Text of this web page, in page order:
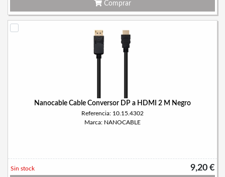
Comprar
Nanocable Cable Conversor DP a HDMI 2 M Negro
Referencia: 10.15.4302
Marca: NANOCABLE
9,20 €
Sin stock